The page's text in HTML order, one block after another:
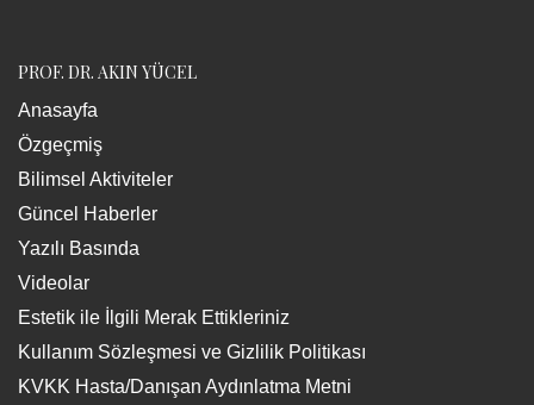
PROF. DR. AKIN YÜCEL
Anasayfa
Özgeçmiş
Bilimsel Aktiviteler
Güncel Haberler
Yazılı Basında
Videolar
Estetik ile İlgili Merak Ettikleriniz
Kullanım Sözleşmesi ve Gizlilik Politikası
KVKK Hasta/Danışan Aydınlatma Metni